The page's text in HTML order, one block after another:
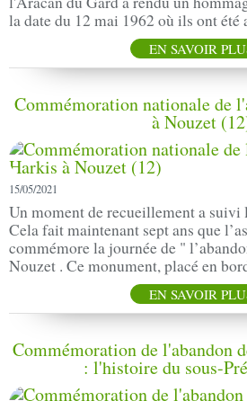
la date du 12 mai 1962 où ils ont été
EN SAVOIR
Commémoration nationale de
à Nouzet
15/05/2021
Un moment de recueillement a suivi
Cela fait maintenant sept ans que
commémore la journée de "
Nouzet . Ce monument, placé en
EN SAVOIR
Commémoration de l'abandon
: l'histoire du sous-